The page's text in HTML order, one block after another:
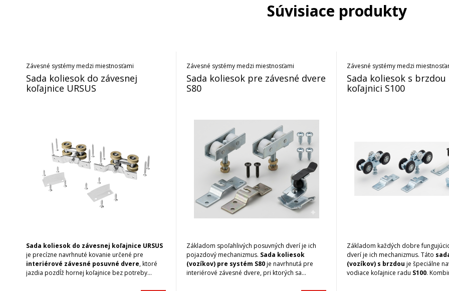
Súvisiace produkty
Závesné systémy medzi miestnosťami
Sada koliesok do závesnej
koľajnice URSUS
Sada koliesok do závesnej koľajnice URSUS
je precízne navrhnuté kovanie určené pre
interiérové závesné posuvné dvere, ktoré
jazdia pozdĺž hornej koľajnice bez potreby
Závesné systémy medzi miestnosťami
Sada koliesok pre závesné dvere
S80
Základom spoľahlivých posuvných dverí je ich
pojazdový mechanizmus. Sada koliesok
(vozíkov) pre systém S80je navrhnutá pre
interiérové závesné dvere, pri ktorých sa
Závesné systémy medzi
Sada koliesok s brzdou
koľajnici S100
Základom každých dobre
dverí je ich mechanizmus. Táto
(vozíkov) s brzdou je špeciálne
vodiace koľajnice radu S100.